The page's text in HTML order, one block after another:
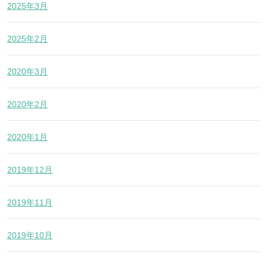
2025年3月
2025年2月
2020年3月
2020年2月
2020年1月
2019年12月
2019年11月
2019年10月